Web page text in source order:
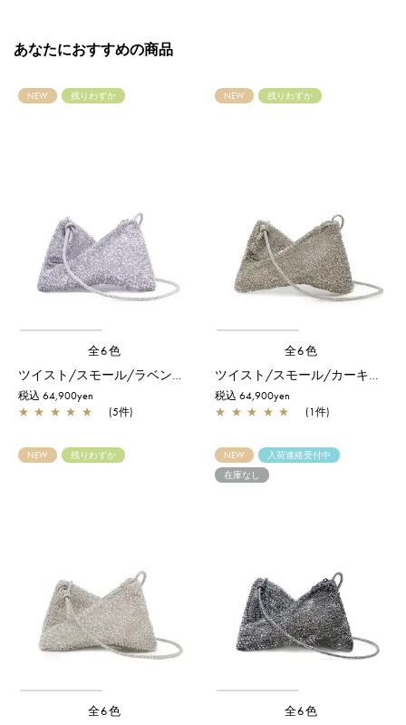
あなたにおすすめの商品
NEW 残りわずか
全6色
ツイスト/スモール/ラベンダーシルバー
税込 64,900yen
★ ★ ★ ★ ★ (5件)
NEW 残りわずか
全6色
ツイスト/スモール/カーキシルバー
税込 64,900yen
★ ★ ★ ★ ★ (1件)
NEW 残りわずか
全6色
NEW
入荷連絡受付中
在庫なし
全6色